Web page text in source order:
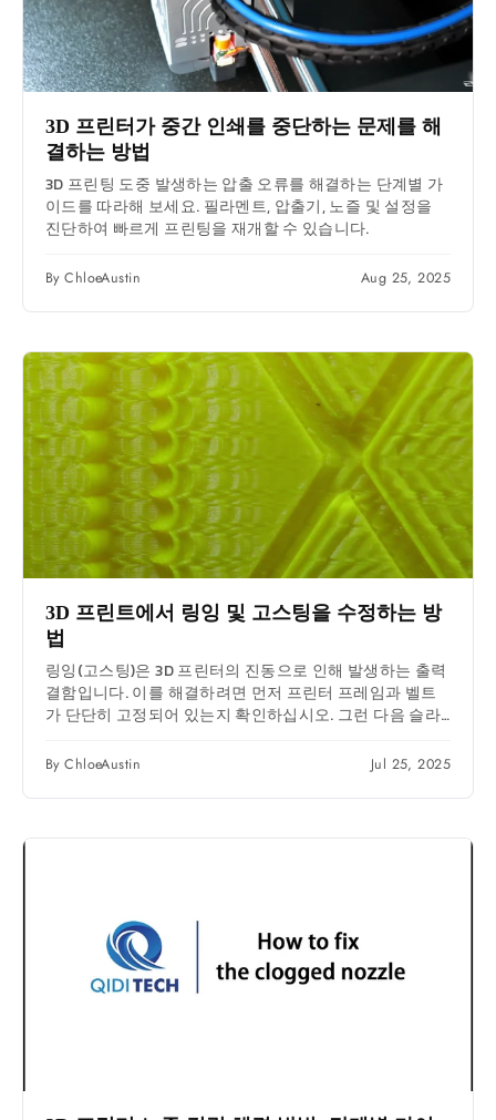
3D 프린터가 중간 인쇄를 중단하는 문제를 해
결하는 방법
3D 프린팅 도중 발생하는 압출 오류를 해결하는 단계별 가
이드를 따라해 보세요. 필라멘트, 압출기, 노즐 및 설정을
진단하여 빠르게 프린팅을 재개할 수 있습니다.
By ChloeAustin Aug 25, 2025
3D 프린트에서 링잉 및 고스팅을 수정하는 방
법
링잉(고스팅)은 3D 프린터의 진동으로 인해 발생하는 출력
결함입니다. 이를 해결하려면 먼저 프린터 프레임과 벨트
가 단단히 고정되어 있는지 확인하십시오. 그런 다음 슬라
By ChloeAustin Jul 25, 2025